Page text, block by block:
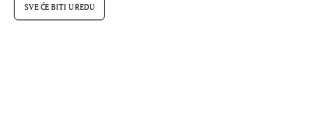
SVE ĆE BITI U REDU